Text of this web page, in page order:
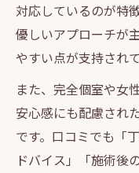
対応しているのが特
優しいアプローチが
やすい点が支持されて
また、完全個室や女
安心感にも配慮され
です。口コミでも「
ドバイス」「施術後